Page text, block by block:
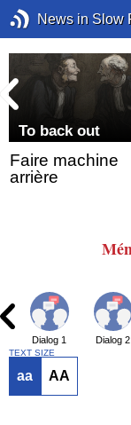
News in Slow
To back out
Faire machine
arrière
Dialog 1 Dialog 2
TEXT SIZE
aa AA